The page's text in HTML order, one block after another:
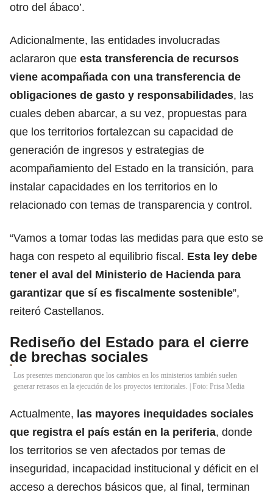
otro del ábaco’.
Adicionalmente, las entidades involucradas
aclararon que esta transferencia de recursos
viene acompañada con una transferencia de
obligaciones de gasto y responsabilidades, las
cuales deben abarcar, a su vez, propuestas para
que los territorios fortalezcan su capacidad de
generación de ingresos y estrategias de
acompañamiento del Estado en la transición, para
instalar capacidades en los territorios en lo
relacionado con temas de transparencia y control.
“Vamos a tomar todas las medidas para que esto se
haga con respeto al equilibrio fiscal. Esta ley debe
tener el aval del Ministerio de Hacienda para
garantizar que sí es fiscalmente sostenible”,
reiteró Castellanos.
Rediseño del Estado para el cierre
de brechas sociales
Los presentes mencionaron que los cambios en los ministerios también suelen
generar retrasos en la ejecución de los proyectos territoriales. | Foto: Prisa Media
Actualmente, las mayores inequidades sociales
que registra el país están en la periferia, donde
los territorios se ven afectados por temas de
inseguridad, incapacidad institucional y déficit en el
acceso a derechos básicos que, al final, terminan